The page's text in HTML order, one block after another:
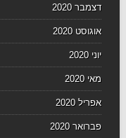
דצמבר 2020
אוגוסט 2020
יוני 2020
מאי 2020
אפריל 2020
פברואר 2020